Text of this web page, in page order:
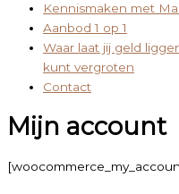
Kennismaken met
Aanbod 1 op 1
Waar laat jij geld
kunt vergroten
Contact
Mijn account